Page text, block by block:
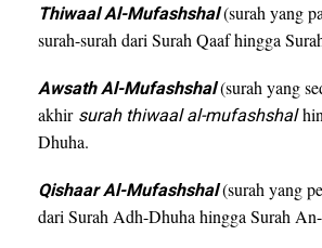
Thiwaal Al-Mufashshal(surah yang
surah-surah dari Surah Qaaf hingga
Awsath Al-Mufashshal(surah yang
akhir surah thiwaal al-mufashshal
Dhuha.
Qishaar Al-Mufashshal(surah yang
dari Surah Adh-Dhuha hingga Surah